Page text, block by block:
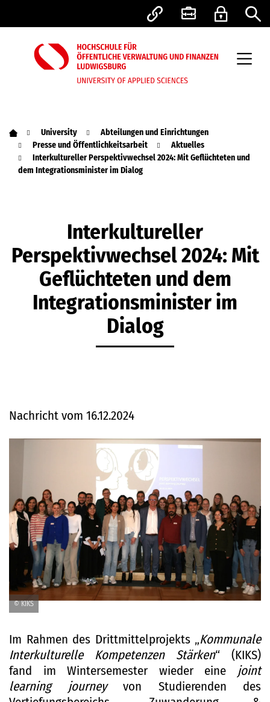
University
Abteilungen und Einrichtungen
Presse und Öffentlichkeitsarbeit
Aktuelles
Interkultureller Perspektivwechsel 2024: Mit Geflüchteten und
dem Integrationsminister im Dialog
Interkultureller
Perspektivwechsel 2024: Mit
Geflüchteten und dem
Integrationsminister im
Dialog
Nachricht vom 16.12.2024
© KIKS
Im Rahmen des Drittmittelprojekts „Kommunale
Interkulturelle Kompetenzen Stärken“ (KIKS)
fand im Wintersemester wieder eine joint
learning journeyvon Studierenden des